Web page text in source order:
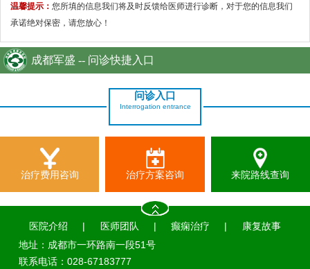
温馨提示：您所填的信息我们将及时反馈给医师进行诊断，对于您的信息我们
承诺绝对保密，请您放心！
成都军盛 -- 问诊快捷入口
问诊入口
Interrogation entrance
治疗费用咨询 治疗方案咨询 来院路线查询
医院介绍 | 医师团队 | 癫痫治疗 |
康复故事
地址：成都市一环路南一段51号
联系电话：028-67183777